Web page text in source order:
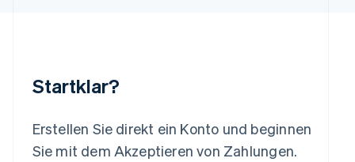
Startklar?
Erstellen Sie direkt ein Konto und beginnen
Sie mit dem Akzeptieren von Zahlungen.
Luxemburg
English简体中文
Malta